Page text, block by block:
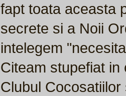
fapt toata aceasta
secrete si a Noii
intelegem
Citeam stupefiat
Clubul